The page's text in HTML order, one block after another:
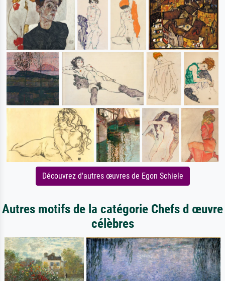
Découvrez d'autres œuvres de Egon Schiele
Autres motifs de la catégorie Chefs d œuvre
célèbres